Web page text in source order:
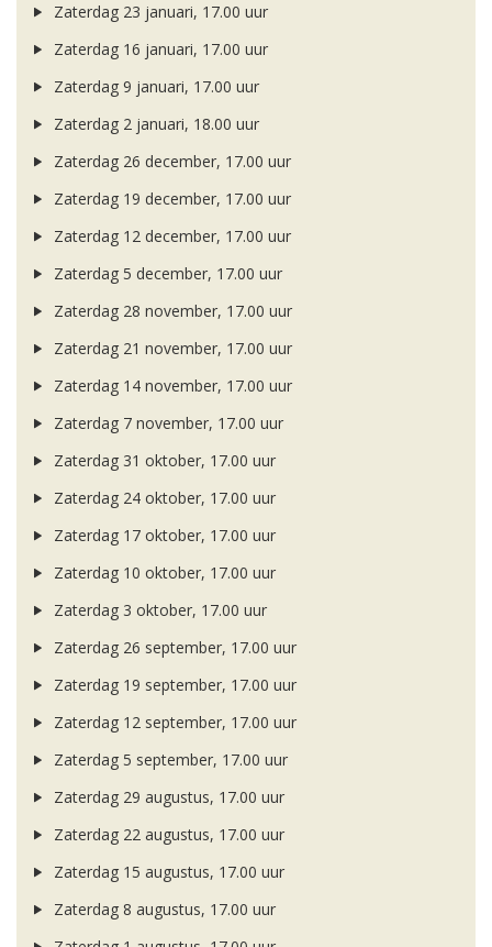
Zaterdag 23 januari, 17.00 uur
Zaterdag 16 januari, 17.00 uur
Zaterdag 9 januari, 17.00 uur
Zaterdag 2 januari, 18.00 uur
Zaterdag 26 december, 17.00 uur
Zaterdag 19 december, 17.00 uur
Zaterdag 12 december, 17.00 uur
Zaterdag 5 december, 17.00 uur
Zaterdag 28 november, 17.00 uur
Zaterdag 21 november, 17.00 uur
Zaterdag 14 november, 17.00 uur
Zaterdag 7 november, 17.00 uur
Zaterdag 31 oktober, 17.00 uur
Zaterdag 24 oktober, 17.00 uur
Zaterdag 17 oktober, 17.00 uur
Zaterdag 10 oktober, 17.00 uur
Zaterdag 3 oktober, 17.00 uur
Zaterdag 26 september, 17.00 uur
Zaterdag 19 september, 17.00 uur
Zaterdag 12 september, 17.00 uur
Zaterdag 5 september, 17.00 uur
Zaterdag 29 augustus, 17.00 uur
Zaterdag 22 augustus, 17.00 uur
Zaterdag 15 augustus, 17.00 uur
Zaterdag 8 augustus, 17.00 uur